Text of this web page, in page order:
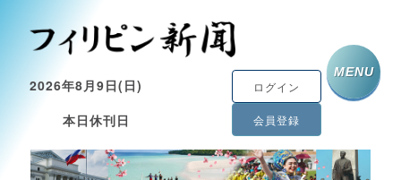
2026年8月9日(日)
本日休刊日
ログイン
会員登録
MENU